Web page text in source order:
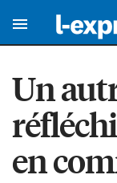
Un
en